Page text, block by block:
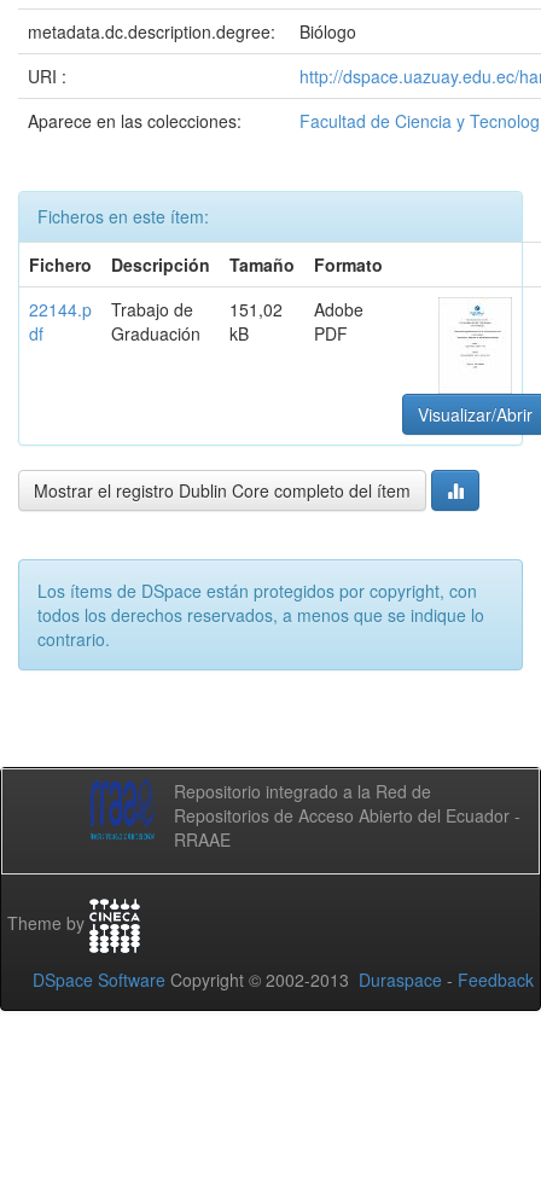
metadata.dc.description.degree:
Biólogo
URI :
http://dspace.uazuay.edu.ec/
Aparece en las colecciones:
Facultad de Ciencia y
Ficheros en este ítem:
Fichero
Descripción Tamaño
Formato
22144.p
df
Trabajo de
Graduación
151,02
kB
Adobe
PDF
Visualizar/Abrir
Mostrar el registro Dublin Core completo del ítem
Los ítems de DSpace están protegidos por copyright, con
todos los derechos reservados, a menos que se indique lo
contrario.
Repositorio integrado a la Red de
Repositorios de Acceso Abierto del Ecuador -
RRAAE
Theme by
DSpace Software Copyright © 2002-2013 Duraspace - Feedback